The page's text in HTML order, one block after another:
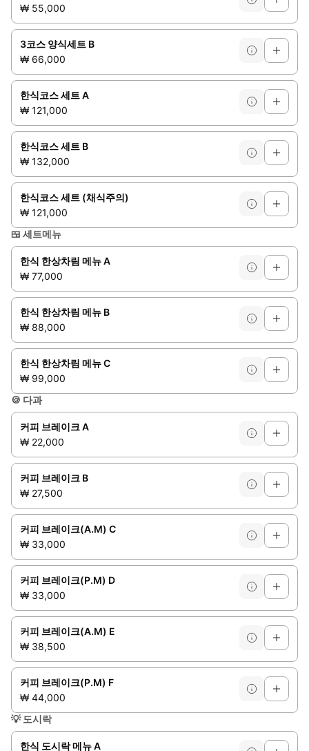
₩ 55,000
3코스 양식세트 B
₩ 66,000
한식코스 세트 A
₩ 121,000
한식코스 세트 B
₩ 132,000
한식코스 세트 (채식주의)
₩ 121,000
🍱 세트메뉴
한식 한상차림 메뉴 A
₩ 77,000
한식 한상차림 메뉴 B
₩ 88,000
한식 한상차림 메뉴 C
₩ 99,000
🍪 다과
커피 브레이크 A
₩ 22,000
커피 브레이크 B
₩ 27,500
커피 브레이크(A.M) C
₩ 33,000
커피 브레이크(P.M) D
₩ 33,000
커피 브레이크(A.M) E
₩ 38,500
커피 브레이크(P.M) F
₩ 44,000
💡 도시락
한식 도시락 메뉴 A